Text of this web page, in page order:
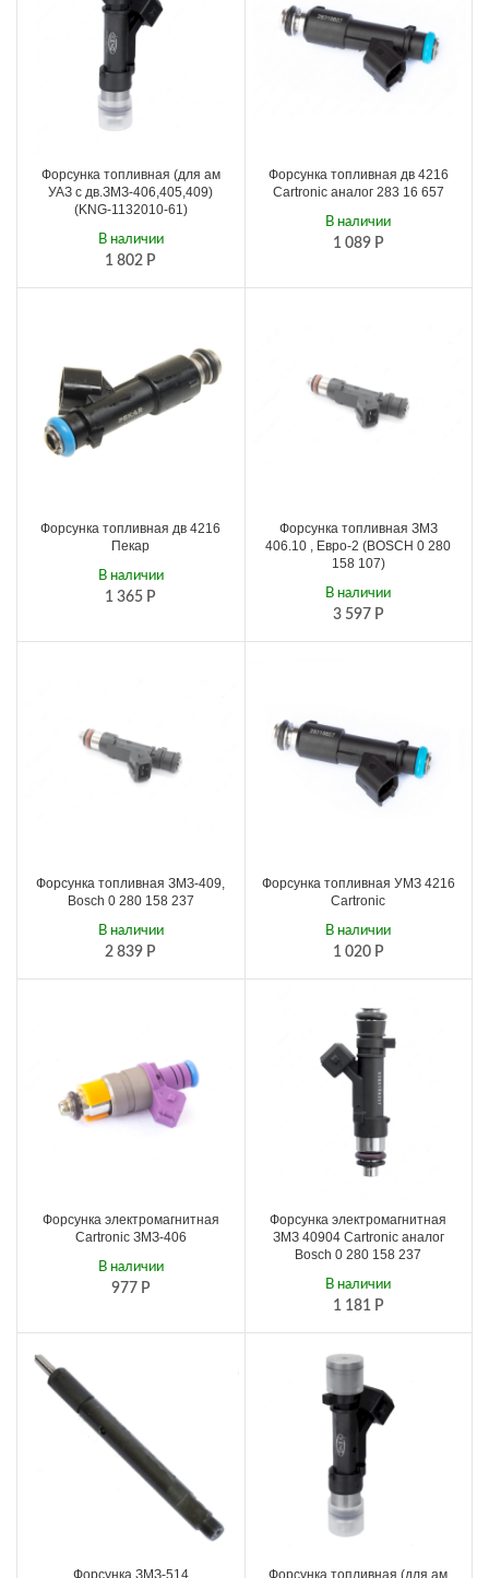
Форсунка топливная (для ам
УАЗ с дв.ЗМЗ-406,405,409)
(KNG-1132010-61)
1 802 Р
В наличии
Форсунка топливная дв 4216
Cartronic аналог 283 16 657
1 089 Р
В наличии
Форсунка топливная дв 4216
Пекар
1 365 Р
В наличии
Форсунка топливная ЗМЗ
406.10 , Евро-2 (BOSCH 0 280
158 107)
3 597 Р
В наличии
Форсунка топливная ЗМЗ-409,
Bosch 0 280 158 237
2 839 Р
В наличии
Форсунка топливная УМЗ 4216
Cartronic
1 020 Р
В наличии
Форсунка электромагнитная
Cartronic ЗМЗ-406
977 Р
В наличии
Форсунка электромагнитная
ЗМЗ 40904 Cartronic аналог
Bosch 0 280 158 237
1 181 Р
В наличии
Форсунка ЗМЗ-514 Форсунка топливная (для ам